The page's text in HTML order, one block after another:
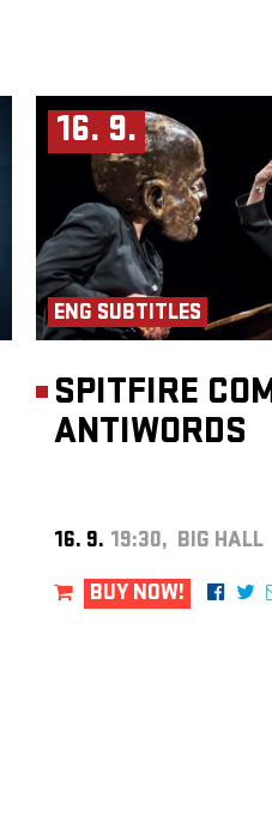
16. 9.
ENG SUBTITLES
SPITFIRE
ANTIWORDS
16. 9. 19:30, BIG HALL
BUY NOW!